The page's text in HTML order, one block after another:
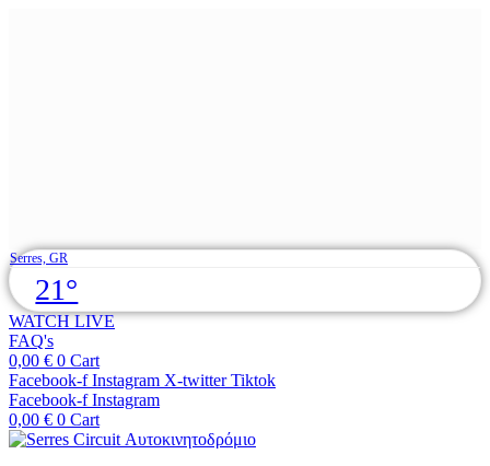
Skip
to
content
Serres, GR
21°
WATCH LIVE
FAQ's
0,00 € 0 Cart
Facebook-f Instagram X-twitter Tiktok
Facebook-f Instagram
0,00 € 0 Cart